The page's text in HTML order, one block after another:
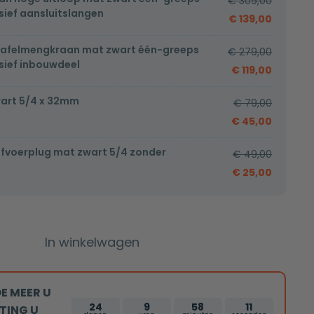
aansluitslangen
€ 139,00
mat zwart één-greeps
inbouwdeel
€279,00
€ 119,00
5/4 x 32mm €79,00
€ 45,00
mat zwart 5/4 zonder
€49,00
€ 25,00
In winkelwagen
MEER U
U
24 9 58 10